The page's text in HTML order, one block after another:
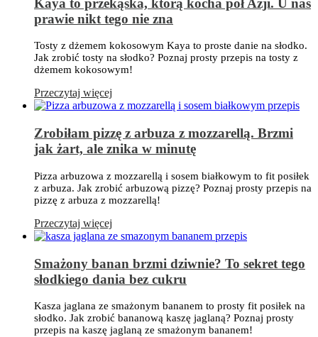
Kaya to przekąska, którą kocha pół Azji. U nas
prawie nikt tego nie zna
Tosty z dżemem kokosowym Kaya to proste danie na słodko.
Jak zrobić tosty na słodko? Poznaj prosty przepis na tosty z
dżemem kokosowym!
Przeczytaj więcej
Zrobiłam pizzę z arbuza z mozzarellą. Brzmi
jak żart, ale znika w minutę
Pizza arbuzowa z mozzarellą i sosem białkowym to fit posiłek
z arbuza. Jak zrobić arbuzową pizzę? Poznaj prosty przepis na
pizzę z arbuza z mozzarellą!
Przeczytaj więcej
Smażony banan brzmi dziwnie? To sekret tego
słodkiego dania bez cukru
Kasza jaglana ze smażonym bananem to prosty fit posiłek na
słodko. Jak zrobić bananową kaszę jaglaną? Poznaj prosty
przepis na kaszę jaglaną ze smażonym bananem!